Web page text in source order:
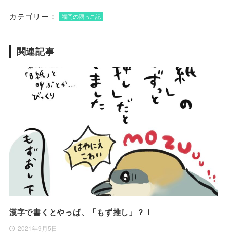
カテゴリー： 福岡の隅っこ記
関連記事
漢字で書くとやっぱ、「もず推し」？！
2021年9月5日